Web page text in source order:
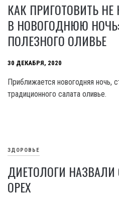
КАК ПРИГОТОВИТЬ
В НОВОГОДНЮЮ
ПОЛЕЗНОГО ОЛИВЬЕ
30 ДЕКАБРЯ, 2020
Приближается новогодняя ночь,
традиционного салата оливье.
ЗДОРОВЬЕ
ДИЕТОЛОГИ
ОРЕХ